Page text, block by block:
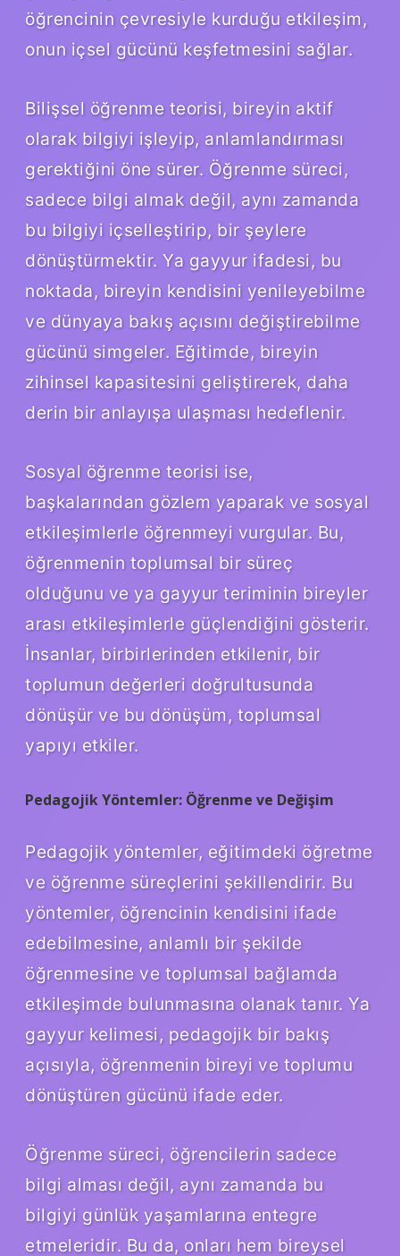
öğrencinin çevresiyle kurduğu etkileşim,
onun içsel gücünü keşfetmesini sağlar.
Bilişsel öğrenme teorisi, bireyin aktif
olarak bilgiyi işleyip, anlamlandırması
gerektiğini öne sürer. Öğrenme süreci,
sadece bilgi almak değil, aynı zamanda
bu bilgiyi içselleştirip, bir şeylere
dönüştürmektir. Ya gayyur ifadesi, bu
noktada, bireyin kendisini yenileyebilme
ve dünyaya bakış açısını değiştirebilme
gücünü simgeler. Eğitimde, bireyin
zihinsel kapasitesini geliştirerek, daha
derin bir anlayışa ulaşması hedeflenir.
Sosyal öğrenme teorisi ise,
başkalarından gözlem yaparak ve sosyal
etkileşimlerle öğrenmeyi vurgular. Bu,
öğrenmenin toplumsal bir süreç
olduğunu ve ya gayyur teriminin bireyler
arası etkileşimlerle güçlendiğini gösterir.
İnsanlar, birbirlerinden etkilenir, bir
toplumun değerleri doğrultusunda
dönüşür ve bu dönüşüm, toplumsal
yapıyı etkiler.
Pedagojik Yöntemler: Öğrenme ve Değişim
Pedagojik yöntemler, eğitimdeki öğretme
ve öğrenme süreçlerini şekillendirir. Bu
yöntemler, öğrencinin kendisini ifade
edebilmesine, anlamlı bir şekilde
öğrenmesine ve toplumsal bağlamda
etkileşimde bulunmasına olanak tanır. Ya
gayyur kelimesi, pedagojik bir bakış
açısıyla, öğrenmenin bireyi ve toplumu
dönüştüren gücünü ifade eder.
Öğrenme süreci, öğrencilerin sadece
bilgi alması değil, aynı zamanda bu
bilgiyi günlük yaşamlarına entegre
etmeleridir. Bu da, onları hem bireysel